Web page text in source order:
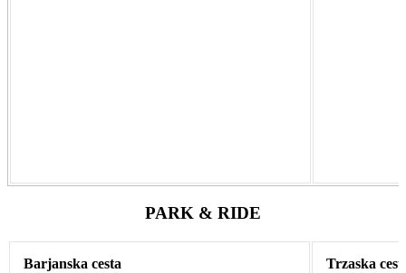
PARK & RIDE
Barjanska cesta Trzaska